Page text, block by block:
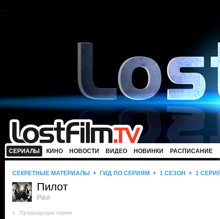
СЕРИАЛЫ КИНО НОВОСТИ ВИДЕО НОВИНКИ РАСПИСАНИЕ
СЕКРЕТНЫЕ МАТЕРИАЛЫ ГИД ПО СЕРИЯМ 1 СЕЗОН 1
Пилот
Pilot
Предыдущая серия